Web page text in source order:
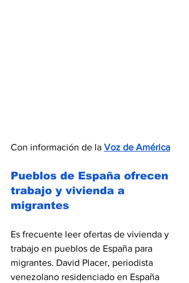
Con información de la Voz de América
Pueblos de España ofrecen
trabajo y vivienda a
migrantes
Es frecuente leer ofertas de vivienda y
trabajo en pueblos de España para
migrantes. David Placer, periodista
venezolano residenciado en España